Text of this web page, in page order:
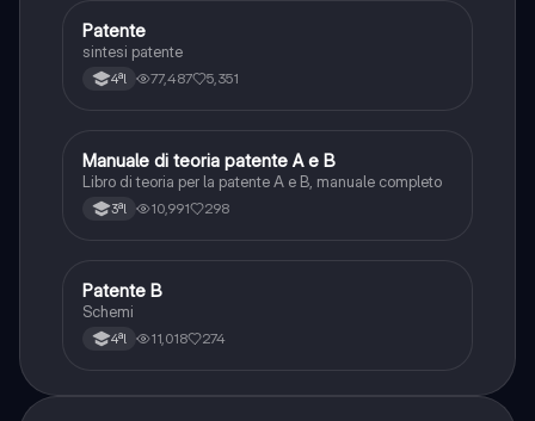
Altro
Patente
sintesi patente
4ªl 77,487 5,351
Italiano
Manuale di teoria patente A e B
Libro di teoria per la patente A e B, manuale completo
3ªl 10,991 298
Altro
Patente B
Schemi
4ªl 11,018 274